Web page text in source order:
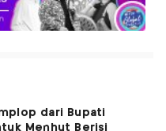
dari Bupati
Menhut Berisi